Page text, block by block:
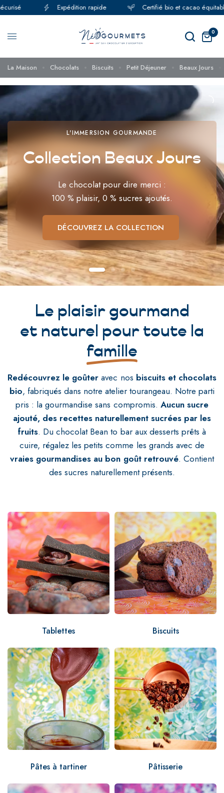
Expédition rapide Certifié bio et cacao équitable
0
La Maison Chocolats Biscuits Petit Déjeuner Beaux Jours
L'IMMERSION GOURMANDE
Collection Beaux Jours
Le chocolat pour dire merci :
100 % plaisir, 0 % sucres ajoutés.
DÉCOUVREZ LA COLLECTION
JE COMMANDE
JE DÉCOUVRE
TOUT SAVOIR
Le plaisir gourmand
et naturel pour toute la
famille
Redécouvrez le goûter avec nos biscuits et chocolats
bio, fabriqués dans notre atelier tourangeau. Notre parti
pris : la gourmandise sans compromis. Aucun sucre
ajouté, des recettes naturellement sucrées par les
fruits. Du chocolat Bean to bar aux desserts prêts à
cuire, régalez les petits comme les grands avec de
vraies gourmandises au bon goût retrouvé. Contient
des sucres naturellement présents.
Tablettes Biscuits
Pâtes à tartiner Pâtisserie